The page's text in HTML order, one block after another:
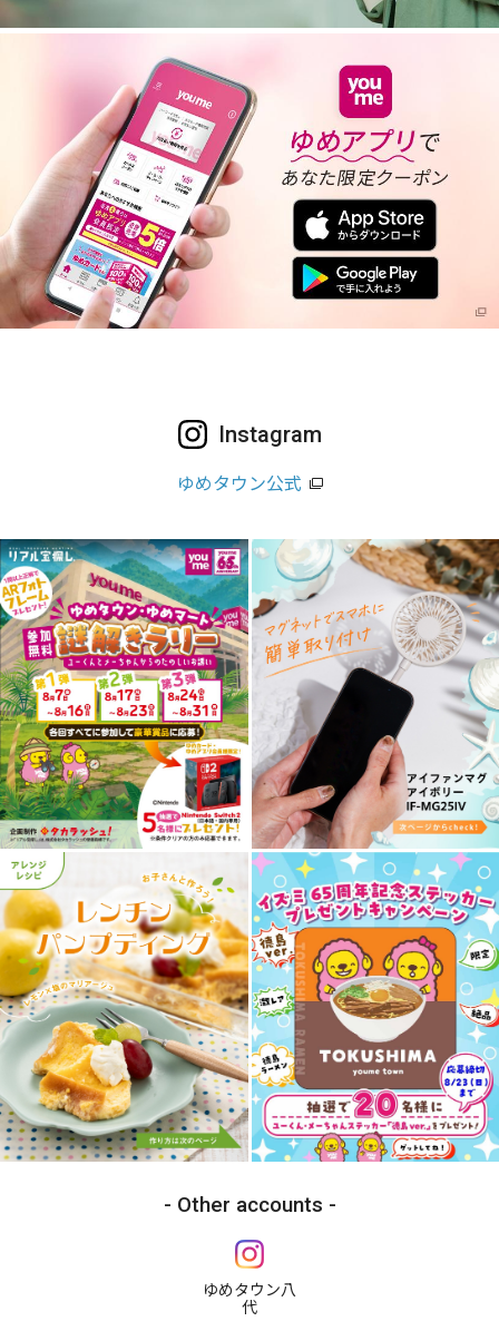
Instagram
ゆめタウン公式
Other accounts
ゆめタウン八
代